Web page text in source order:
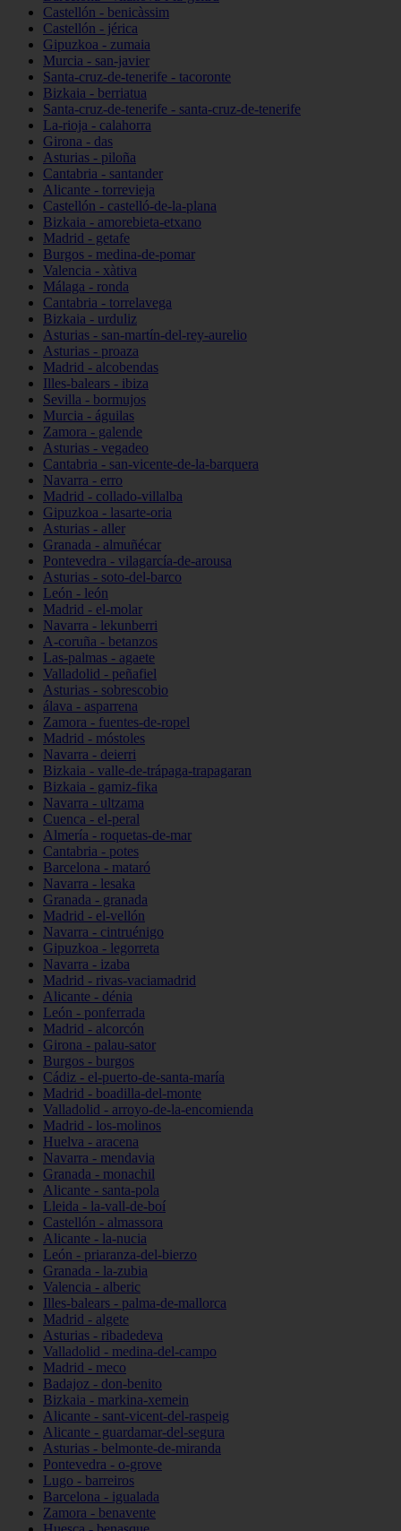
Castellón - benicàssim
Castellón - jérica
Gipuzkoa - zumaia
Murcia - san-javier
Santa-cruz-de-tenerife - tacoronte
Bizkaia - berriatua
Santa-cruz-de-tenerife - santa-cruz-de-tenerife
La-rioja - calahorra
Girona - das
Asturias - piloña
Cantabria - santander
Alicante - torrevieja
Castellón - castelló-de-la-plana
Bizkaia - amorebieta-etxano
Madrid - getafe
Burgos - medina-de-pomar
Valencia - xàtiva
Málaga - ronda
Cantabria - torrelavega
Bizkaia - urduliz
Asturias - san-martín-del-rey-aurelio
Asturias - proaza
Madrid - alcobendas
Illes-balears - ibiza
Sevilla - bormujos
Murcia - águilas
Zamora - galende
Asturias - vegadeo
Cantabria - san-vicente-de-la-barquera
Navarra - erro
Madrid - collado-villalba
Gipuzkoa - lasarte-oria
Asturias - aller
Granada - almuñécar
Pontevedra - vilagarcía-de-arousa
Asturias - soto-del-barco
León - león
Madrid - el-molar
Navarra - lekunberri
A-coruña - betanzos
Las-palmas - agaete
Valladolid - peñafiel
Asturias - sobrescobio
álava - asparrena
Zamora - fuentes-de-ropel
Madrid - móstoles
Navarra - deierri
Bizkaia - valle-de-trápaga-trapagaran
Bizkaia - gamiz-fika
Navarra - ultzama
Cuenca - el-peral
Almería - roquetas-de-mar
Cantabria - potes
Barcelona - mataró
Navarra - lesaka
Granada - granada
Madrid - el-vellón
Navarra - cintruénigo
Gipuzkoa - legorreta
Navarra - izaba
Madrid - rivas-vaciamadrid
Alicante - dénia
León - ponferrada
Madrid - alcorcón
Girona - palau-sator
Burgos - burgos
Cádiz - el-puerto-de-santa-maría
Madrid - boadilla-del-monte
Valladolid - arroyo-de-la-encomienda
Madrid - los-molinos
Huelva - aracena
Navarra - mendavia
Granada - monachil
Alicante - santa-pola
Lleida - la-vall-de-boí
Castellón - almassora
Alicante - la-nucia
León - priaranza-del-bierzo
Granada - la-zubia
Valencia - alberic
Illes-balears - palma-de-mallorca
Madrid - algete
Asturias - ribadedeva
Valladolid - medina-del-campo
Madrid - meco
Badajoz - don-benito
Bizkaia - markina-xemein
Alicante - sant-vicent-del-raspeig
Alicante - guardamar-del-segura
Asturias - belmonte-de-miranda
Pontevedra - o-grove
Lugo - barreiros
Barcelona - igualada
Zamora - benavente